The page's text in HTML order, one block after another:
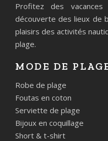
Profitez des
découverte des lieux de
plaisirs des activités
plage.
MODE DE
Robe de plage
Foutas en coton
Serviette de plage
Bijoux en coquillage
Short & t-shirt